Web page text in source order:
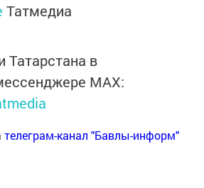
Татмедиа
Татарстана в
MАХ:
телеграм-канал "Бавлы-информ"